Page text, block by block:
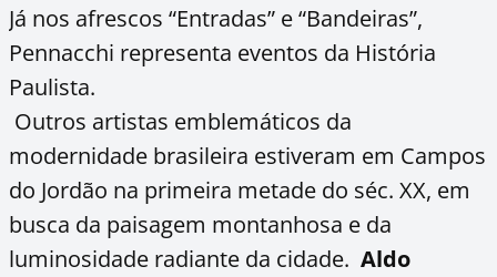
Já nos afrescos “Entradas” e “Bandeiras”,
Pennacchi representa eventos da História
Paulista.
Outros artistas emblemáticos da
modernidade brasileira estiveram em Campos
do Jordão na primeira metade do séc. XX, em
busca da paisagem montanhosa e da
luminosidade radiante da cidade. Aldo